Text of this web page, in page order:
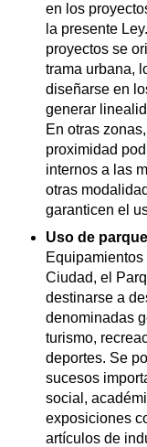
en los
la presente
proyectos se
trama urbana,
diseñarse en
generar
En otras
proximidad
internos a las
otras
garanticen el
Uso de
Ciudad, el
destinarse a
denominadas
turismo,
deportes. Se
sucesos
social,
exposiciones
artículos de